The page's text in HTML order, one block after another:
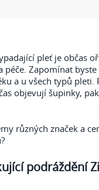
pleť je občas
Zapomínat
a u všech typů pleti.
objevují šupinky,
různých značek a
podráždění